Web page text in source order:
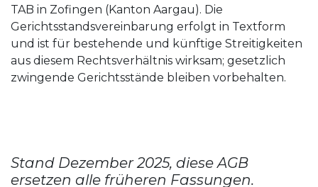
TAB in Zofingen (Kanton Aargau). Die
Gerichtsstandsvereinbarung erfolgt in Textform
und ist für bestehende und künftige Streitigkeiten
aus diesem Rechtsverhältnis wirksam; gesetzlich
zwingende Gerichtsstände bleiben vorbehalten.
Stand Dezember 2025, diese AGB
ersetzen alle früheren Fassungen.